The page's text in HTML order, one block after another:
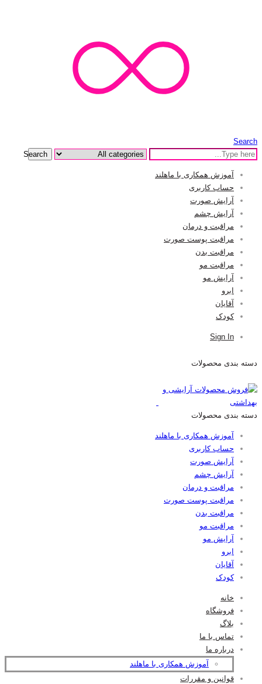
Search
Search
آموزش همکاری با ماهلند
حساب کاربری
آرایش صورت
آرایش چشم
مراقبت و درمان
مراقبت پوست صورت
مراقبت بدن
مراقبت مو
آرایش مو
ابرو
آقایان
کودک
Sign In
دسته بندی محصولات
دسته بندی محصولات
آموزش همکاری با ماهلند
حساب کاربری
آرایش صورت
آرایش چشم
مراقبت و درمان
مراقبت پوست صورت
مراقبت بدن
مراقبت مو
آرایش مو
ابرو
آقایان
کودک
خانه
فروشگاه
بلاگ
تماس با ما
درباره ما
آموزش همکاری با ماهلند
قوانین و مقررات